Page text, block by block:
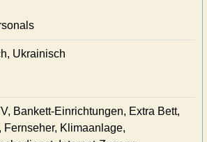
Ukrainisch
Bankett-Einrichtungen, Extra Bett,
Fernseher, Klimaanlage,